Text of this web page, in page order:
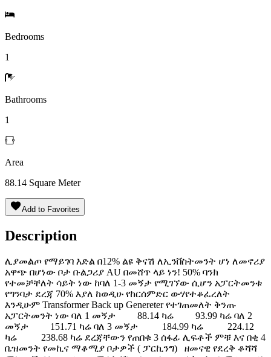
Bedrooms
1
Bathrooms
1
Area
88.14 Square Meter
Add to Favorites
Description
ሊያመልጦ የማይገባ እድል በ12% ልዩ ቅናሽ ለኢንቨስትመንት ሆነ ለመኖሪያ
አዋጭ በሆነው ቦታ ቡልጋሪያ AU በመሸጥ ላይ ነን! 50% ባንክ
የተመቻቸለት ሳይት ነው ከባለ 1-3 መኝታ የሚገኘው ሲሆን አፓርትመንቱ
የግንባታ ደረጃ 70% እያለ ከወዲሁ የከርሰምድር ውሃየተቆፈረለት
እንዲሁም Transformer Back up Genereter የተገጠመለት ቅንጡ
አፓርትመንት ነው ባለ 1 መኝታ 88.14 ካሬ 93.99 ካሬ ባለ 2
መኝታ 151.71 ካሬ ባለ 3 መኝታ 184.99 ካሬ 224.12
ካሬ 238.68 ካሬ ደረጃቸውን የጠበቁ 3 ሰፋፊ ሊፍቶች ምቹ እና በቂ 4
ቤዝመንት የመኪና ማቆሚያ ቦታዎች ( ፓርኪንግ) ዘመናዊ የደረቅ ቆሻሻ